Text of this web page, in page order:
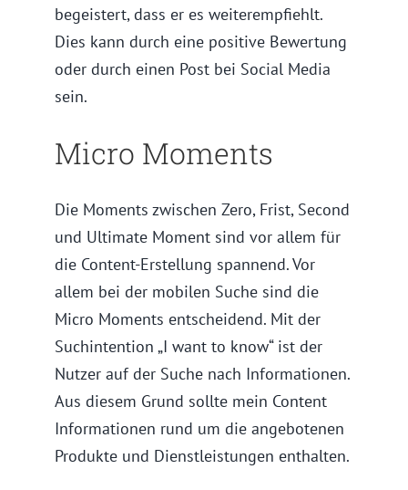
begeistert, dass er es weiterempfiehlt.
Dies kann durch eine positive Bewertung
oder durch einen Post bei Social Media
sein.
Micro Moments
Die Moments zwischen Zero, Frist, Second
und Ultimate Moment sind vor allem für
die Content-Erstellung spannend. Vor
allem bei der mobilen Suche sind die
Micro Moments entscheidend. Mit der
Suchintention „I want to know“ ist der
Nutzer auf der Suche nach Informationen.
Aus diesem Grund sollte mein Content
Informationen rund um die angebotenen
Produkte und Dienstleistungen enthalten.